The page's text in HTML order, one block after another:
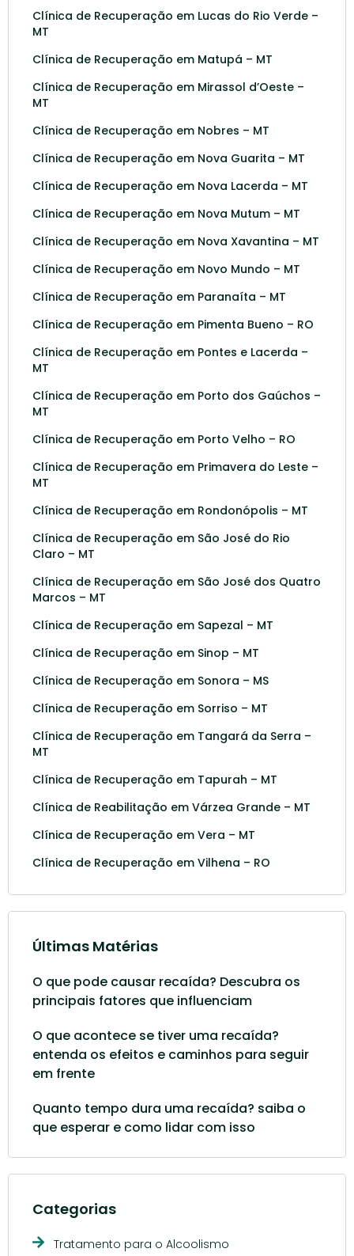
Clínica de Recuperação em Lucas do Rio Verde –
MT
Clínica de Recuperação em Matupá – MT
Clínica de Recuperação em Mirassol d’Oeste –
MT
Clínica de Recuperação em Nobres – MT
Clínica de Recuperação em Nova Guarita – MT
Clínica de Recuperação em Nova Lacerda – MT
Clínica de Recuperação em Nova Mutum – MT
Clínica de Recuperação em Nova Xavantina – MT
Clínica de Recuperação em Novo Mundo – MT
Clínica de Recuperação em Paranaíta – MT
Clínica de Recuperação em Pimenta Bueno – RO
Clínica de Recuperação em Pontes e Lacerda –
MT
Clínica de Recuperação em Porto dos Gaúchos –
MT
Clínica de Recuperação em Porto Velho – RO
Clínica de Recuperação em Primavera do Leste –
MT
Clínica de Recuperação em Rondonópolis – MT
Clínica de Recuperação em São José do Rio
Claro – MT
Clínica de Recuperação em São José dos Quatro
Marcos – MT
Clínica de Recuperação em Sapezal – MT
Clínica de Recuperação em Sinop – MT
Clínica de Recuperação em Sonora – MS
Clínica de Recuperação em Sorriso – MT
Clínica de Recuperação em Tangará da Serra –
MT
Clínica de Recuperação em Tapurah – MT
Clínica de Reabilitação em Várzea Grande – MT
Clínica de Recuperação em Vera – MT
Clínica de Recuperação em Vilhena – RO
Últimas Matérias
O que pode causar recaída? Descubra os
principais fatores que influenciam
O que acontece se tiver uma recaída?
entenda os efeitos e caminhos para seguir
em frente
Quanto tempo dura uma recaída? saiba o
que esperar e como lidar com isso
Categorias
Tratamento para o Alcoolismo